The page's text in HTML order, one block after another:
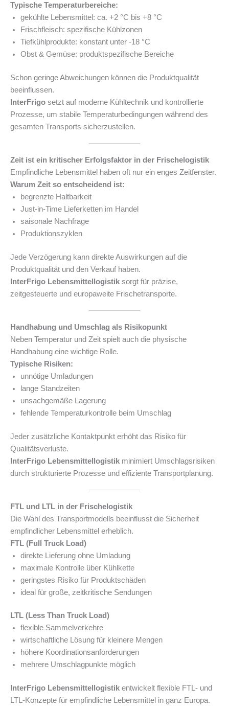
Typische Temperaturbereiche:
gekühlte Lebensmittel: ca. +2 °C bis +8 °C
Frischfleisch: spezifische Kühlzonen
Tiefkühlprodukte: konstant unter -18 °C
Obst & Gemüse: produktspezifische Bereiche
Schon geringe Abweichungen können die Produktqualität
beeinflussen.
InterFrigo setzt auf moderne Kühltechnik und kontrollierte
Prozesse, um stabile Temperaturbedingungen während des
gesamten Transports sicherzustellen.
Zeit ist ein kritischer Erfolgsfaktor in der Frischelogistik
Empfindliche Lebensmittel haben oft nur ein enges Zeitfenster.
Warum Zeit so entscheidend ist:
begrenzte Haltbarkeit
Just-in-Time Lieferketten im Handel
saisonale Nachfrage
Produktionszyklen
Jede Verzögerung kann direkte Auswirkungen auf die
Produktqualität und den Verkauf haben.
InterFrigo Lebensmittellogistik sorgt für präzise,
zeitgesteuerte und europaweite Frischetransporte.
Handhabung und Umschlag als Risikopunkt
Neben Temperatur und Zeit spielt auch die physische
Handhabung eine wichtige Rolle.
Typische Risiken:
unnötige Umladungen
lange Standzeiten
unsachgemäße Lagerung
fehlende Temperaturkontrolle beim Umschlag
Jeder zusätzliche Kontaktpunkt erhöht das Risiko für
Qualitätsverluste.
InterFrigo Lebensmittellogistik minimiert Umschlagsrisiken
durch strukturierte Prozesse und effiziente Transportplanung.
FTL und LTL in der Frischelogistik
Die Wahl des Transportmodells beeinflusst die Sicherheit
empfindlicher Lebensmittel erheblich.
FTL (Full Truck Load)
direkte Lieferung ohne Umladung
maximale Kontrolle über Kühlkette
geringstes Risiko für Produktschäden
ideal für große, zeitkritische Sendungen
LTL (Less Than Truck Load)
flexible Sammelverkehre
wirtschaftliche Lösung für kleinere Mengen
höhere Koordinationsanforderungen
mehrere Umschlagpunkte möglich
InterFrigo Lebensmittellogistik entwickelt flexible FTL- und
LTL-Konzepte für empfindliche Lebensmittel in ganz Europa.